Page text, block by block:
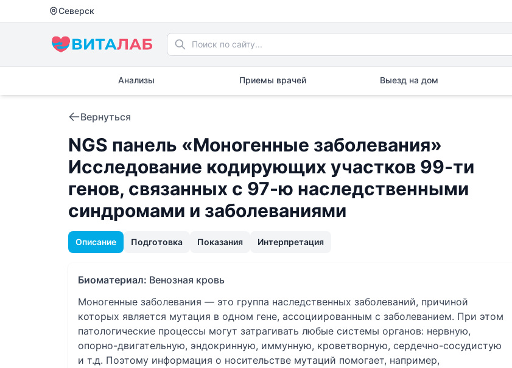
Северск
Анализы Приемы врачей Выезд на дом
Вернуться
NGS панель «Моногенные заболевания»
Исследование кодирующих участков 99-ти
генов, связанных с 97-ю наследственными
синдромами и заболеваниями
Описание Подготовка Показания Интерпретация
Биоматериал: Венозная кровь
Моногенные заболевания — это группа наследственных заболеваний, причиной
которых является мутация в одном гене, ассоциированным с заболеванием. При этом
патологические процессы могут затрагивать любые системы органов: нервную,
опорно-двигательную, эндокринную, иммунную, кроветворную, сердечно-сосудистую
и т.д. Поэтому информация о носительстве мутаций помогает, например,